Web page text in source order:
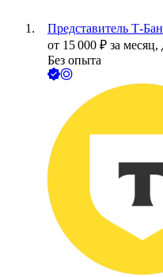
Представитель Т-
от 15 000 ₽ за месяц,
Без опыта